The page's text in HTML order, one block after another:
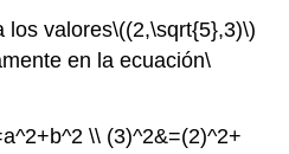
los valores\((2,\sqrt{5},3)\)
en la ecuación\
\\ (3)^2&=(2)^2+